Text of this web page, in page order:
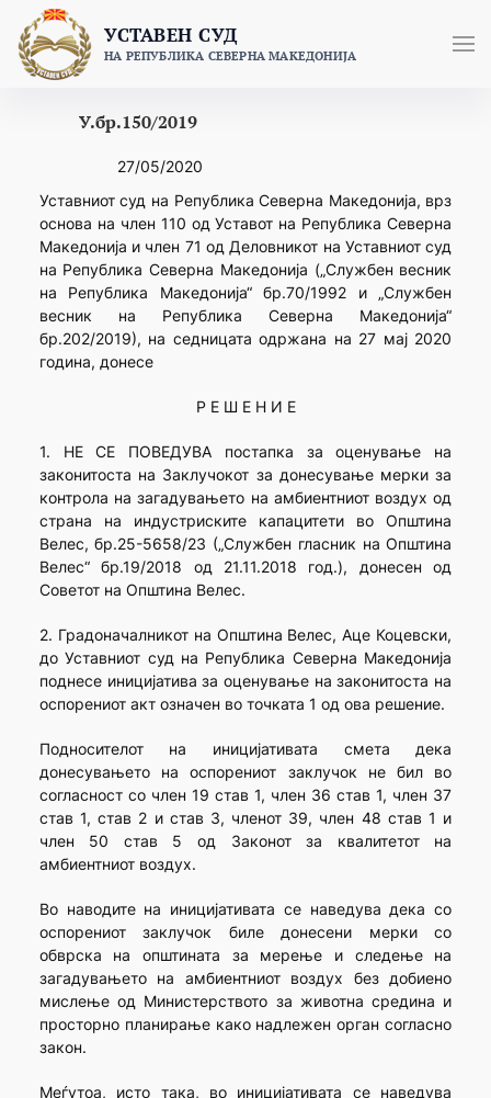
content
УСТАВЕН СУД
НА РЕПУБЛИКА СЕВЕРНА МАКЕДОНИЈА
У.бр.150/2019
27/05/2020
Уставниот суд на Република Северна Македонија, врз
основа на член 110 од Уставот на Република Северна
Македонија и член 71 од Деловникот на Уставниот суд
на Република Северна Македонија („Службен весник
на Република Македонија“ бр.70/1992 и „Службен
весник на Република Северна Македонија“
бр.202/2019), на седницата одржана на 27 мај 2020
година, донесе
Р Е Ш Е Н И Е
1. НЕ СЕ ПОВЕДУВА постапка за оценување на
законитоста на Заклучокот за донесување мерки за
контрола на загадувањето на амбиентниот воздух од
страна на индустриските капацитети во Општина
Велес, бр.25-5658/23 („Службен гласник на Општина
Велес“ бр.19/2018 од 21.11.2018 год.), донесен од
Советот на Општина Велес.
2. Градоначалникот на Општина Велес, Аце Коцевски,
до Уставниот суд на Република Северна Македонија
поднесе иницијатива за оценување на законитоста на
оспорениот акт означен во точката 1 од ова решение.
Подносителот на иницијативата смета дека
донесувањето на оспорениот заклучок не бил во
согласност со член 19 став 1, член 36 став 1, член 37
став 1, став 2 и став 3, членот 39, член 48 став 1 и
член 50 став 5 од Законот за квалитетот на
амбиентниот воздух.
Во наводите на иницијативата се наведува дека со
оспорениот заклучок биле донесени мерки со
обврска на општината за мерење и следење на
загадувањето на амбиентниот воздух без добиено
мислење од Министерството за животна средина и
просторно планирање како надлежен орган согласно
закон.
Меѓутоа, исто така, во иницијативата се наведува